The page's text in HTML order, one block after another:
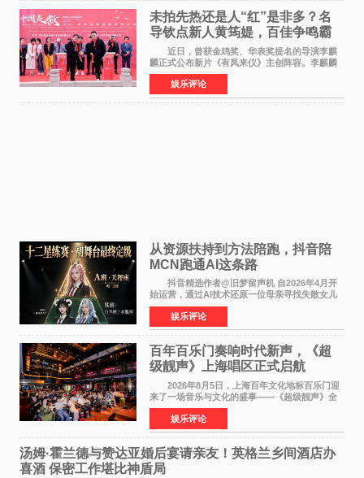
未拍先热还是人“红”是非多？名
导钦点新人黄筠媞，百佳争鸣霸
气回应
近日，曾获金鸡奖、华表奖提名的导演李麒
麟正式公布新片《有凤来仪》主创阵容。李麒麟
早年凭电影《华容道》获得金鸡奖、华表奖提
名，此后长期参与国内外电影制作，其担任制片
人参与的作品亦曾
娱乐评论
从资源扶持到方法陪跑，抖音陪
MCN跑通AI这条路
抖音精选作者@旧梦留声机 自2026年4月开
始运营，通过AI技术还原一位母亲寻找失散女儿
的故事，凭借强情感表达获得大量用户关注，发
布仅21小时便获得超1亿曝光、超1000万互动。
此后，账号持续沿
娱乐评论
百年百乐门奏响时代新声，《超
级靓声》上海唱区正式启航
2026年8月5日，上海百年文化地标百乐门迎
来了一场音乐与文化的盛事——《超级靓声》全
国励志音乐公益节目上海唱区新闻发布会暨启动
仪式在此隆重举行。各界领导、嘉宾与媒体朋友
齐聚一堂，共同
娱乐评论
汤姆·霍兰德与赞达亚婚后宴请亲友！英格兰乡间酒店办
喜酒 保密工作堪比神盾局